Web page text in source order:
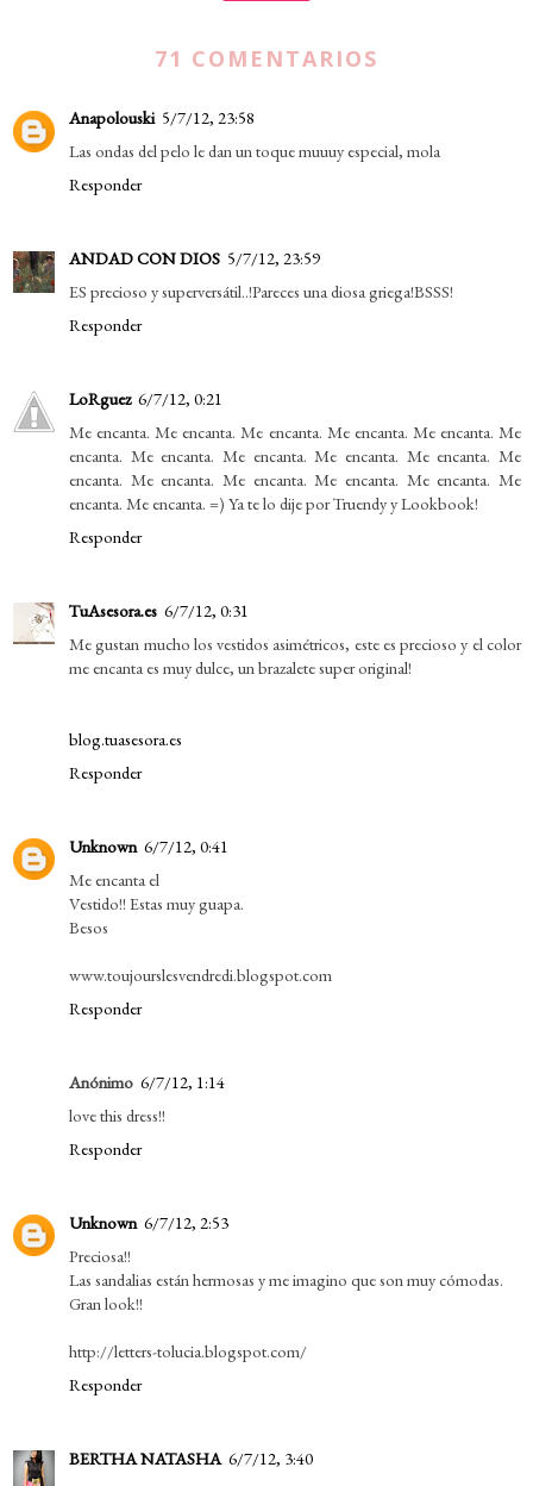
71 COMENTARIOS
Anapolouski 5/7/12, 23:58
Las ondas del pelo le dan un toque muuuy especial, mola
Responder
ANDAD CON DIOS 5/7/12, 23:59
ES precioso y superversátil..!Pareces una diosa griega!BSSS!
Responder
LoRguez 6/7/12, 0:21
Me encanta. Me encanta. Me encanta. Me encanta. Me encanta. Me
encanta. Me encanta. Me encanta. Me encanta. Me encanta. Me
encanta. Me encanta. Me encanta. Me encanta. Me encanta. Me
encanta. Me encanta. =) Ya te lo dije por Truendy y Lookbook!
Responder
TuAsesora.es 6/7/12, 0:31
Me gustan mucho los vestidos asimétricos, este es precioso y el color
me encanta es muy dulce, un brazalete super original!
blog.tuasesora.es
Responder
Unknown 6/7/12, 0:41
Me encanta el
Vestido!! Estas muy guapa.
Besos
www.toujourslesvendredi.blogspot.com
Responder
Anónimo 6/7/12, 1:14
love this dress!!
Responder
Unknown 6/7/12, 2:53
Preciosa!!
Las sandalias están hermosas y me imagino que son muy cómodas.
Gran look!!
http://letters-tolucia.blogspot.com/
Responder
BERTHA NATASHA 6/7/12, 3:40